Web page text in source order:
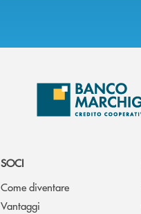
SOCI
Come diventare
Vantaggi